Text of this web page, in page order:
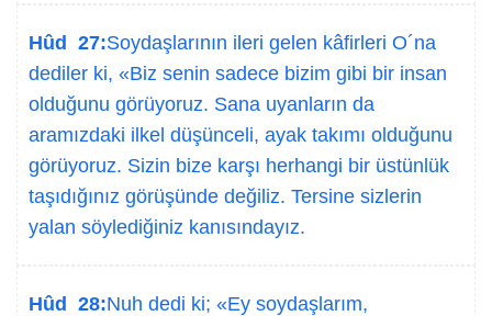
Hûd 27:Soydaşlarının ileri gelen kâfirleri O´na
dediler ki, «Biz senin sadece bizim gibi bir insan
olduğunu görüyoruz. Sana uyanların da
aramızdaki ilkel düşünceli, ayak takımı olduğunu
görüyoruz. Sizin bize karşı herhangi bir üstünlük
taşıdığınız görüşünde değiliz. Tersine sizlerin
yalan söylediğiniz kanısındayız.
Hûd 28:Nuh dedi ki; «Ey soydaşlarım,